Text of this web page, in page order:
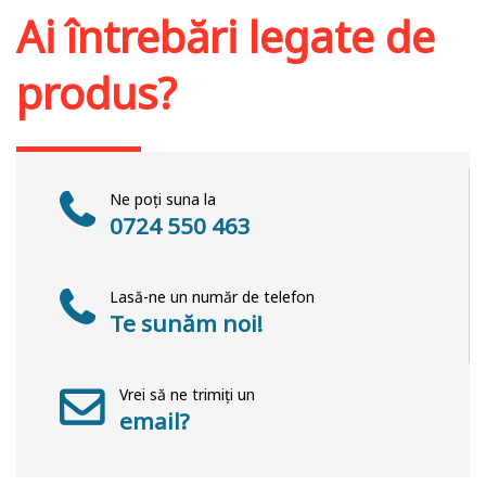
Ai întrebări legate de
produs?
Ne poți suna la
0724 550 463
Lasă-ne un număr de telefon
Te sunăm noi!
Vrei să ne trimiți un
email?